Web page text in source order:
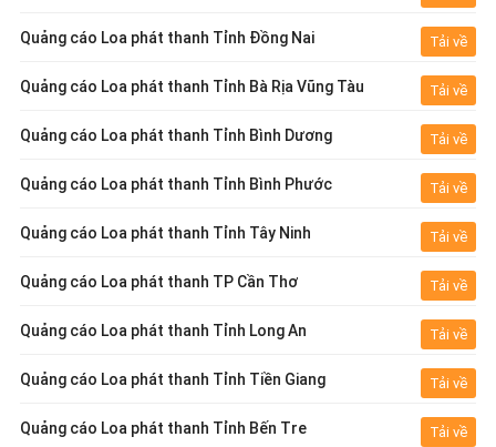
Quảng cáo Loa phát thanh Tỉnh Đồng Nai Tải về
Quảng cáo Loa phát thanh Tỉnh Bà Rịa Vũng Tàu Tải về
Quảng cáo Loa phát thanh Tỉnh Bình Dương Tải về
Quảng cáo Loa phát thanh Tỉnh Bình Phước Tải về
Quảng cáo Loa phát thanh Tỉnh Tây Ninh Tải về
Quảng cáo Loa phát thanh TP Cần Thơ Tải về
Quảng cáo Loa phát thanh Tỉnh Long An Tải về
Quảng cáo Loa phát thanh Tỉnh Tiền Giang Tải về
Quảng cáo Loa phát thanh Tỉnh Bến Tre Tải về